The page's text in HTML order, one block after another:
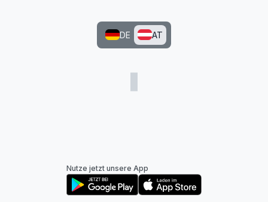
DE AT
Nutze jetzt unsere App